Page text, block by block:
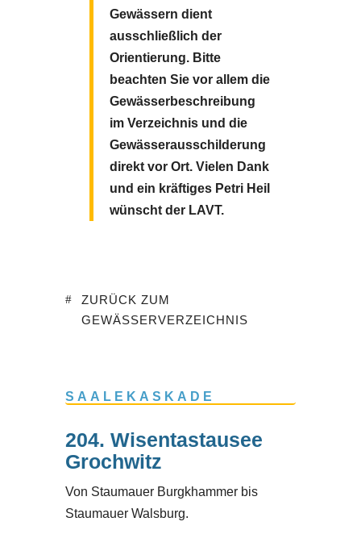
Gewässern dient
ausschließlich der
Orientierung. Bitte
beachten Sie vor allem die
Gewässerbeschreibung
im Verzeichnis und die
Gewässerausschilderung
direkt vor Ort. Vielen Dank
und ein kräftiges Petri Heil
wünscht der LAVT.
ZURÜCK ZUM
GEWÄSSERVERZEICHNIS
SAALEKASKADE
204. Wisentastausee
Grochwitz
Von Staumauer Burgkhammer bis
Staumauer Walsburg.